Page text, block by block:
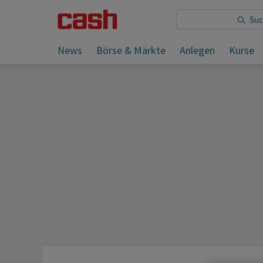
News Börse & Märkte Anlegen Kurse
Sie lesen: